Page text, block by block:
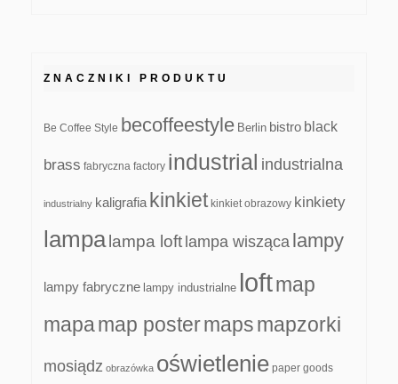
ZNACZNIKI PRODUKTU
Be Coffee Style becoffeestyle Berlin bistro black
brass fabryczna factory industrial industrialna
industrialny kaligrafia kinkiet kinkiet obrazowy kinkiety
lampa lampa loft lampa wisząca lampy
lampy fabryczne lampy industrialne loftmap
mapamap postermapsmapzorki
mosiądz obrazówka oświetlenie paper goods